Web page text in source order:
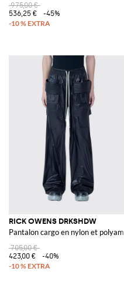
975,00 €
536,25 €
-45%
RICK OWENS DRKSHDW
Pantalon cargo en nylon et
705,00 €
423,00 €
-40%